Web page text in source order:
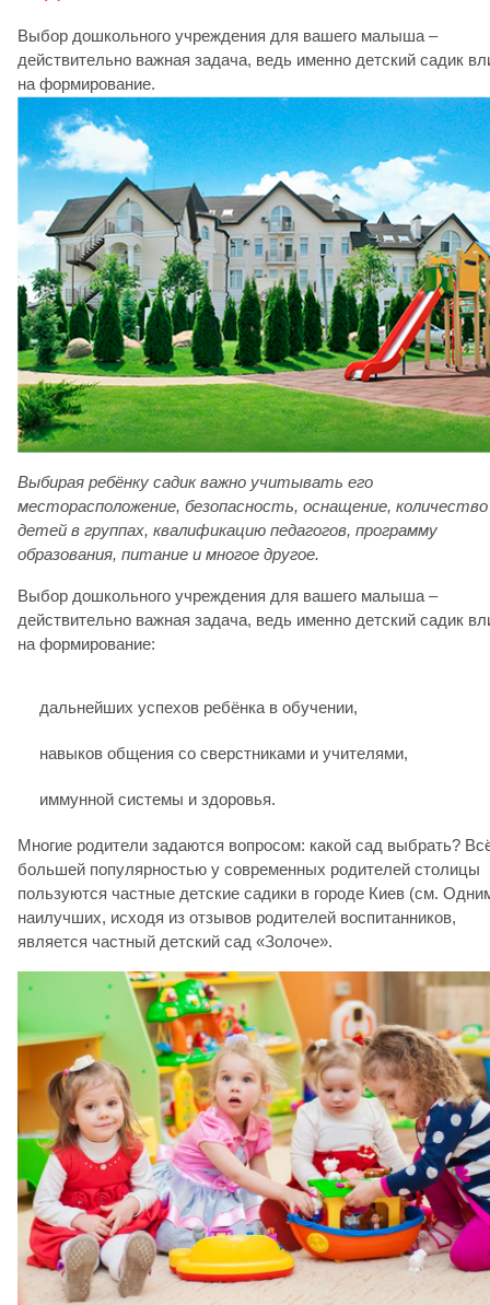
Выбор дошкольного учреждения для вашего малыша –
действительно важная задача, ведь именно детский садик
на формирование.
Выбирая ребёнку садик важно учитывать его
месторасположение, безопасность, оснащение, количество
детей в группах, квалификацию педагогов, программу
образования, питание и многое другое.
Выбор дошкольного учреждения для вашего малыша –
действительно важная задача, ведь именно детский садик
на формирование:
дальнейших успехов ребёнка в обучении,
навыков общения со сверстниками и учителями,
иммунной системы и здоровья.
Многие родители задаются вопросом: какой сад выбрать?
большей популярностью у современных родителей столицы
пользуются частные детские садики в городе Киев (см.
наилучших, исходя из отзывов родителей воспитанников,
является частный детский сад «Золоче».